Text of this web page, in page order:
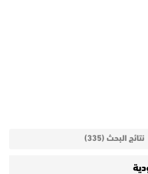
نتائج البحث (335)